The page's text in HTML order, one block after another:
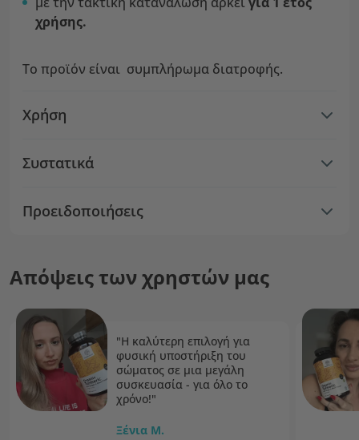
χρήσης.
Το προϊόν είναι συμπλήρωμα διατροφής.
Χρήση
Συστατικά
Προειδοποιήσεις
Απόψεις των χρηστών μας
"Η καλύτερη επιλογή για
φυσική υποστήριξη του
σώματος σε μια μεγάλη
συσκευασία - για όλο το
χρόνο!"
Ξένια M.